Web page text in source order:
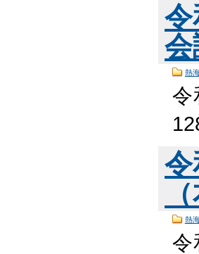
会
熱
令
熱
令